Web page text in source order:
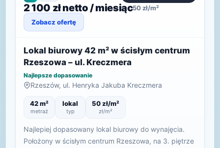
2 100 zł netto / miesiąc50 zł/m²
Zobacz ofertę
Lokal biurowy 42 m² w ścisłym centrum
Rzeszowa – ul. Kreczmera
Najlepsze dopasowanie
Rzeszów, ul. Henryka Jakuba Kreczmera
42 m²
metraż
lokal
typ
50 zł/m²
zł/m²
Najlepiej dopasowany lokal biurowy do wynajęcia.
Położony w ścisłym centrum Rzeszowa, na 3. piętrze